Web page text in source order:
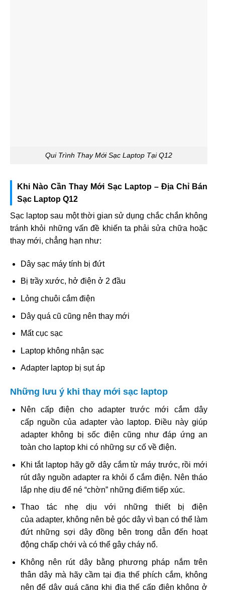
Qui Trình Thay Mới Sạc Laptop Tại Q12
Khi Nào Cần Thay Mới Sạc Laptop – Địa Chỉ Bán
Sạc Laptop Q12
Sạc laptop sau một thời gian sử dụng chắc chắn không
tránh khỏi những vấn đề khiến ta phải sửa chữa hoặc
thay mới, chẳng hạn như:
Dây sạc máy tính bị đứt
Bị trầy xước, hở điện ở 2 đầu
Lỏng chuôi cắm điện
Dây quá cũ cũng nên thay mới
Mất cục sạc
Laptop không nhận sạc
Adapter laptop bị sụt áp
Những lưu ý khi thay mới sạc laptop
Nên cấp điện cho adapter trước mới cắm dây
cấp nguồn của adapter vào laptop. Điều này giúp
adapter không bị sốc điện cũng như đáp ứng an
toàn cho laptop khi có những sự cố về điện.
Khi tắt laptop hãy gỡ dây cắm từ máy trước, rồi mới
rút dây nguồn adapter ra khỏi ổ cắm điện. Nên tháo
lắp nhẹ dịu để né “chờn” những điểm tiếp xúc.
Thao tác nhẹ dịu với những thiết bị điện
của adapter, không nên bẻ góc dây vì bạn có thể làm
đứt những sợi dây đồng bên trong dẫn đến hoạt
động chấp chới và có thể gây cháy nổ.
Không nên rút dây bằng phương pháp nắm trên
thân dây mà hãy cầm tại địa thế phích cắm, không
nên để dây quá căng khi địa thế cấp điện không ở